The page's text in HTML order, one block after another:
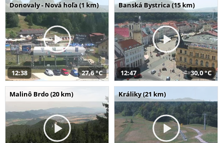
Donovaly - Nová hoľa (1 km)
12:38 27,6 °C
Banská Bystrica (15 km)
12:47 30,0 °C
Malinô Brdo (20 km) Králiky (21 km)